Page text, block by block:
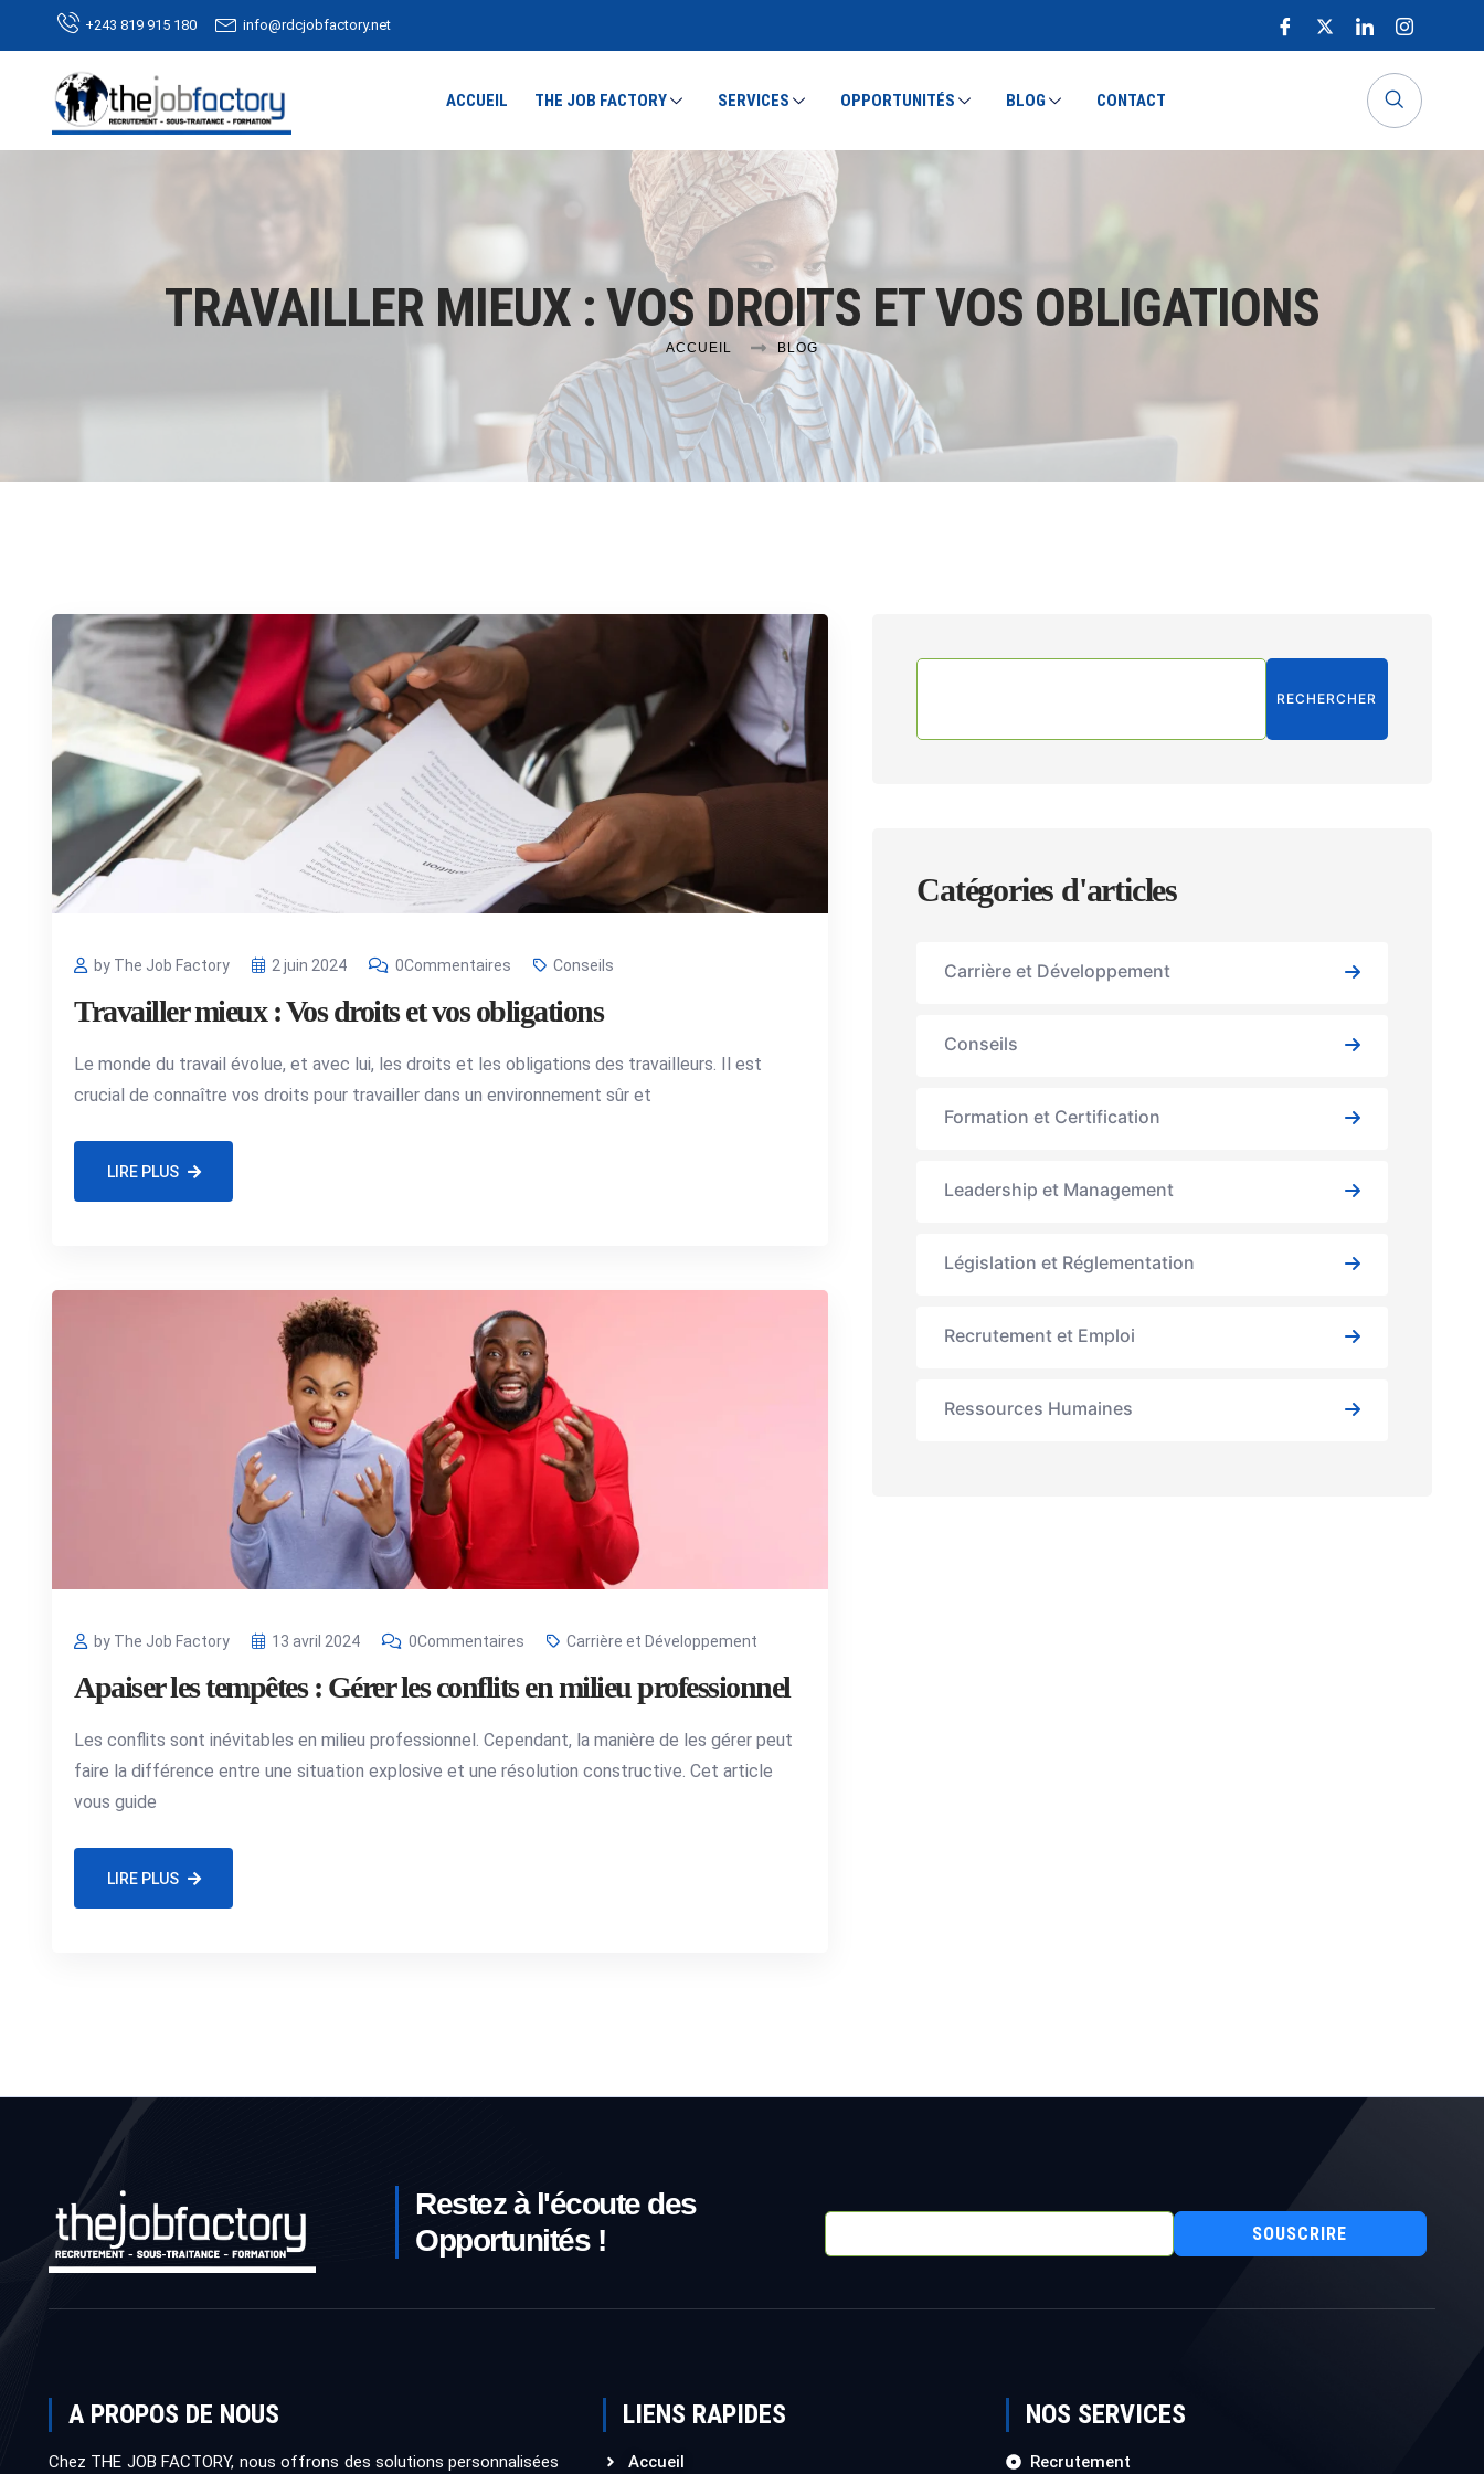
+243 819 915 180 info@rdcjobfactory.net
ACCUEIL THE JOB FACTORY SERVICES OPPORTUNITÉS BLOG CONTACT
TRAVAILLER MIEUX : VOS DROITS ET VOS OBLIGATIONS
ACCUEIL BLOG
by The Job Factory 2 juin 2024 0Commentaires Conseils
Travailler mieux : Vos droits et vos obligations
Le monde du travail évolue, et avec lui, les droits et les obligations des travailleurs. Il est
crucial de connaître vos droits pour travailler dans un environnement sûr et
LIRE PLUS
by The Job Factory 13 avril 2024 0Commentaires Carrière et Développement
Apaiser les tempêtes : Gérer les conflits en milieu professionnel
Les conflits sont inévitables en milieu professionnel. Cependant, la manière de les gérer peut
faire la différence entre une situation explosive et une résolution constructive. Cet article
vous guide
LIRE PLUS
RECHERCHER
Catégories d'articles
Carrière et Développement
Conseils
Formation et Certification
Leadership et Management
Législation et Réglementation
Recrutement et Emploi
Ressources Humaines
Restez à l'écoute des
Opportunités !
SOUSCRIRE
A PROPOS DE NOUS
Chez THE JOB FACTORY, nous offrons des solutions personnalisées
LIENS RAPIDES
Accueil
NOS SERVICES
Recrutement